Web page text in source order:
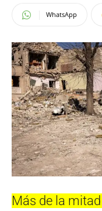
WhatsApp
Más de la